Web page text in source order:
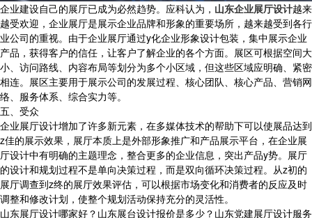
企业建设自己的展厅已成为必然趋势。应科认为， 山东企业展厅设计越来
越受欢迎，企业展厅是展示企业品牌和形象的重要场所，越来越受到各行
业公司的重视。由于企业展厅通过y化企业形象设计包装，集中展示企业
产品，获得客户的信任，让客户了解企业的各个方面。展区可根据空间大
小、访问路线、内容布局等划分为多个小区域，但这些区域应明确、紧密
相连。展区主要用于展示公司的发展过程、核心团队、核心产品、营销网
络、服务体系、综合实力等。
五、受众
企业展厅设计增加了许多新元素，在多媒体技术的帮助下可以使展品达到
z佳的展示效果，展厅本质上是外部形象推广和产品展示平台，在企业展
厅设计中有明确的主题理念，整合更多的企业信息，突出产品y势。展厅
的设计和规划过程不是单向决策过程，而是双向循环决策过程。从z初的
展厅调查到z终的展厅效果评估，可以根据市场变化和消费者的反应及时
调整和修改计划，使整个规划活动保持充分的灵活性。
山东展厅设计哪家好？山东展台设计报价是多少？山东党建展厅设计服务